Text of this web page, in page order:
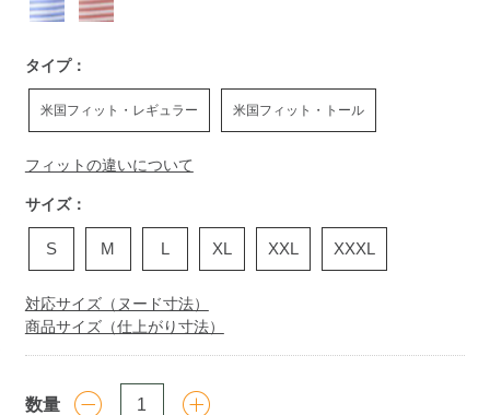
タイプ：
米国フィット・レギュラー 米国フィット・トール
フィットの違いについて
サイズ：
S M L XL XXL XXXL
対応サイズ（ヌード寸法）
商品サイズ（仕上がり寸法）
数量